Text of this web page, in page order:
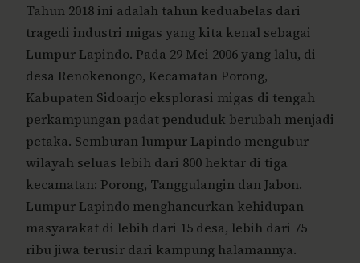
Tahun 2018 ini adalah tahun keduabelas dari
tragedi industri migas yang kita kenal sebagai
Lumpur Lapindo. Pada 29 Mei 2006 yang lalu, di
desa Renokenongo, Kecamatan Porong,
Kabupaten Sidoarjo eksplorasi migas di tengah
perkampungan padat penduduk berubah menjadi
petaka. Semburan lumpur Lapindo mengubur
wilayah seluas lebih dari 800 hektar di tiga
kecamatan: Porong, Tanggulangin dan Jabon.
Lumpur Lapindo menghancurkan kehidupan
masyarakat di lebih dari 15 desa, lebih dari 75
ribu jiwa terusir dari kampung halamannya.